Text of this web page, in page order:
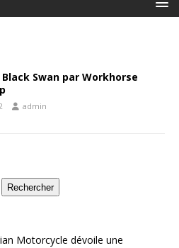
Black Swan par Workhorse
admin
Rechercher
Motorcycle dévoile une